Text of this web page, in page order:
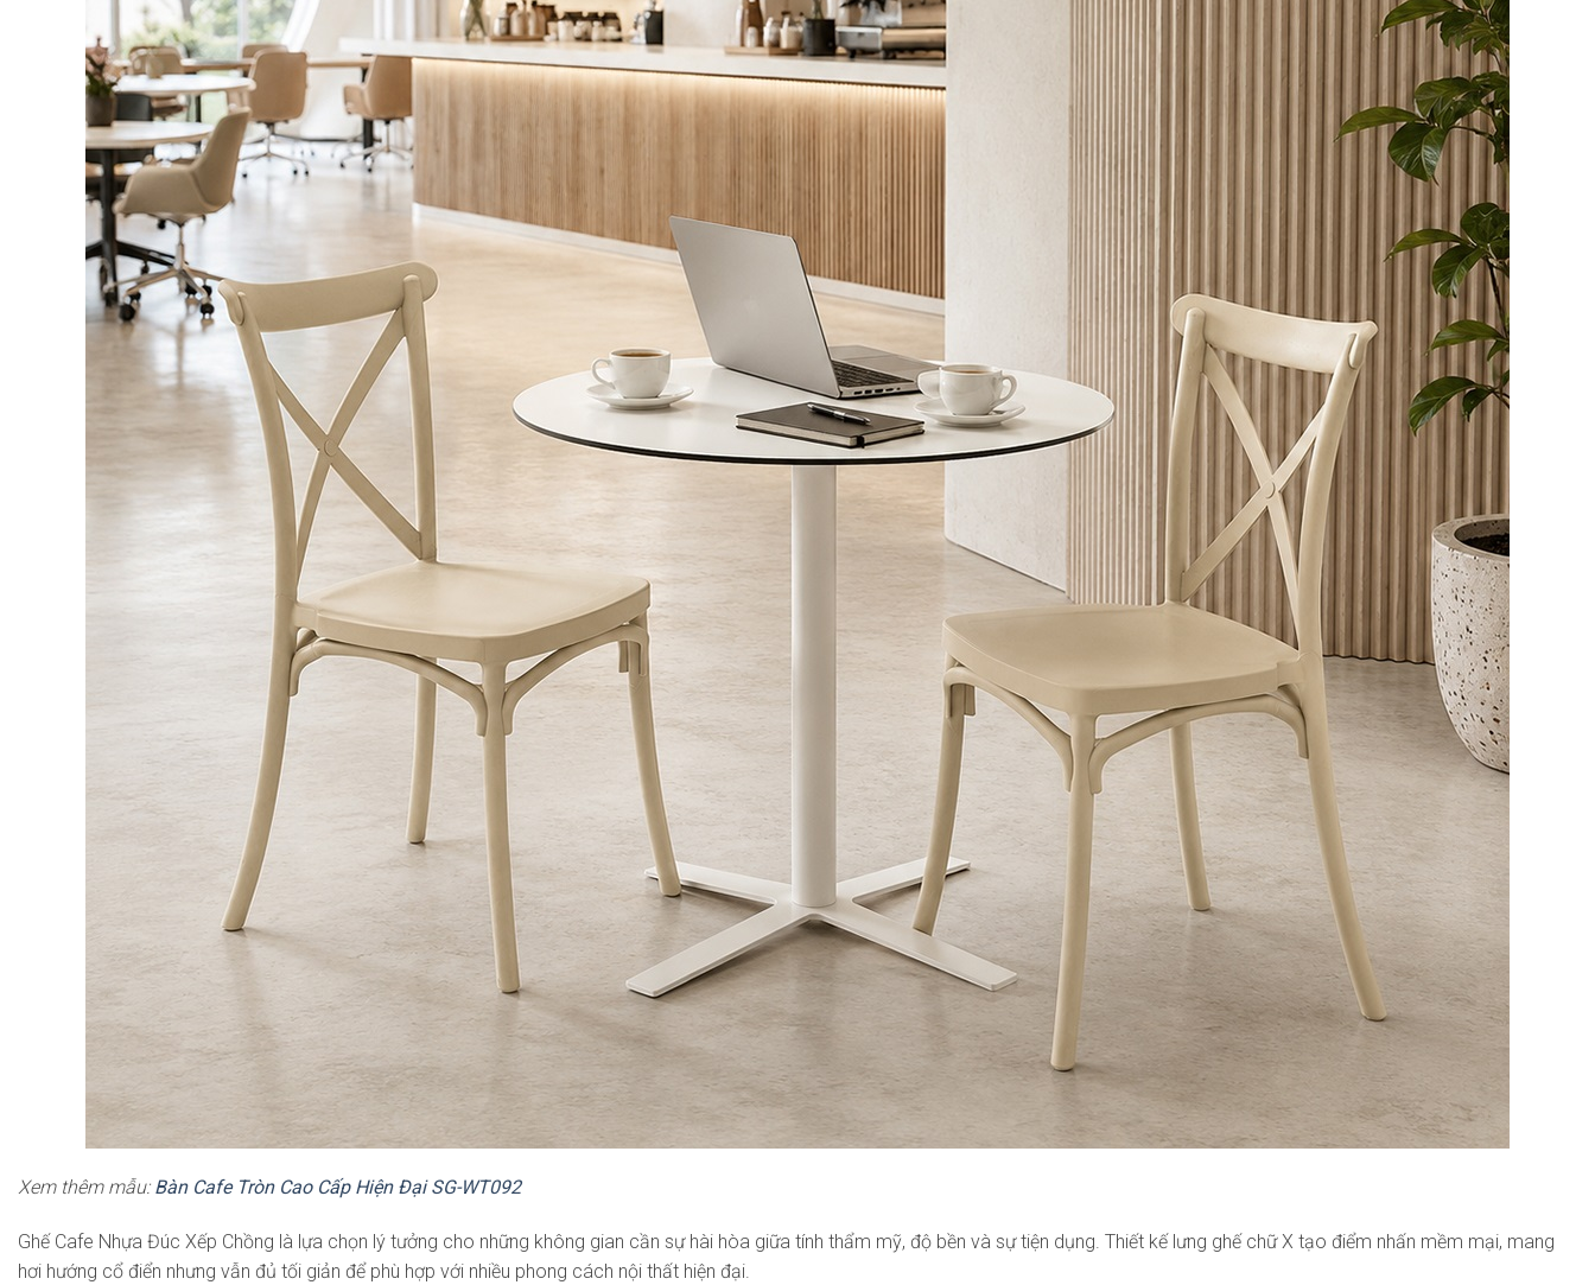
Xem thêm mẫu: Bàn Cafe Tròn Cao Cấp Hiện Đại SG-WT092
Ghế Cafe Nhựa Đúc Xếp Chồng là lựa chọn lý tưởng cho những không gian cần sự hài hòa giữa tính thẩm mỹ, độ bền và sự tiện dụng. Thiết kế lưng ghế chữ X tạo điểm nhấn mềm mại, mang
hơi hướng cổ điển nhưng vẫn đủ tối giản để phù hợp với nhiều phong cách nội thất hiện đại.